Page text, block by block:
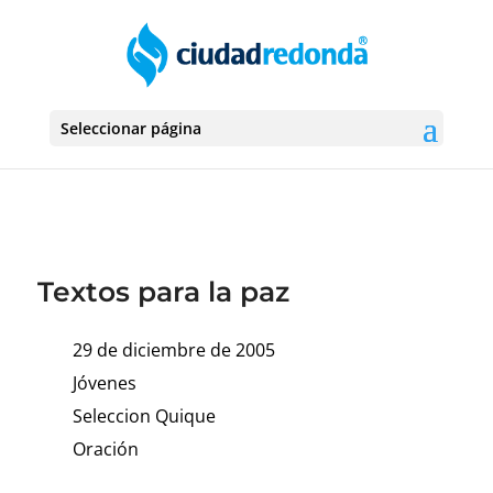
Seleccionar página
Textos para la paz
29 de diciembre de 2005
Jóvenes
Seleccion Quique
Oración